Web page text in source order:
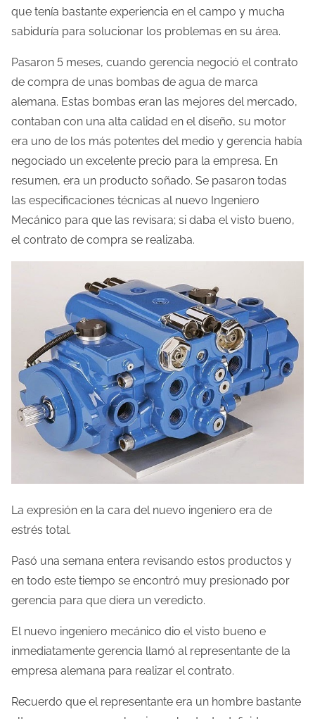
que tenía bastante experiencia en el campo y mucha
sabiduría para solucionar los problemas en su área.
Pasaron 5 meses, cuando gerencia negoció el contrato
de compra de unas bombas de agua de marca
alemana. Estas bombas eran las mejores del mercado,
contaban con una alta calidad en el diseño, su motor
era uno de los más potentes del medio y gerencia había
negociado un excelente precio para la empresa. En
resumen, era un producto soñado. Se pasaron todas
las especificaciones técnicas al nuevo Ingeniero
Mecánico para que las revisara; si daba el visto bueno,
el contrato de compra se realizaba.
La expresión en la cara del nuevo ingeniero era de
estrés total.
Pasó una semana entera revisando estos productos y
en todo este tiempo se encontró muy presionado por
gerencia para que diera un veredicto.
El nuevo ingeniero mecánico dio el visto bueno e
inmediatamente gerencia llamó al representante de la
empresa alemana para realizar el contrato.
Recuerdo que el representante era un hombre bastante